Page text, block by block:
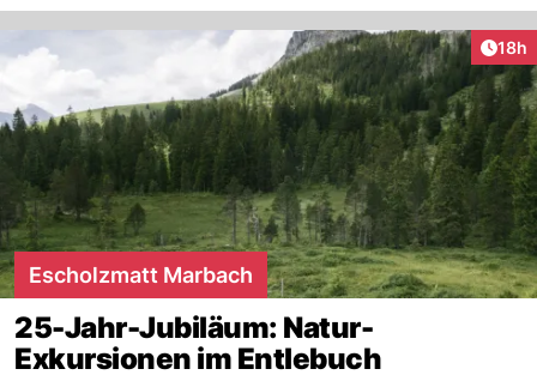
18h
Escholzmatt Marbach
25-Jahr-Jubiläum: Natur-
Exkursionen im Entlebuch